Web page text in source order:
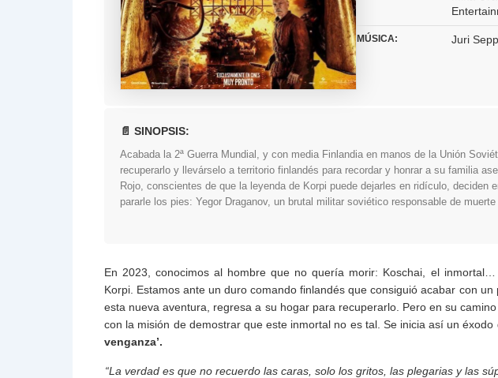
MÚSICA: Juri
📄 SINOPSIS:
Acabada la 2ª Guerra Mundial, y con media Finlandia en manos de la Unión
recuperarlo y llevárselo a territorio finlandés para recordar y honrar a su familia
Rojo, conscientes de que la leyenda de Korpi puede dejarles en ridículo, deciden
pararle los pies: Yegor Draganov, un brutal militar soviético responsable de
En 2023, conocimos al hombre que no quería morir: Koschai, el
Korpi. Estamos ante un duro comando finlandés que consiguió acabar con
esta nueva aventura, regresa a su hogar para recuperarlo. Pero en su
con la misión de demostrar que este inmortal no es tal. Se inicia así un éxodo
venganza’.
“La verdad es que no recuerdo las caras, solo los gritos, las plegarias y las